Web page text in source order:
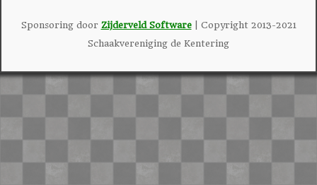
Sponsoring door Zijderveld Software| Copyright 2013-2021
Schaakvereniging de Kentering